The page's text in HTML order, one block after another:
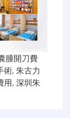
腫開刀費
術, 朱古力
用, 深圳朱